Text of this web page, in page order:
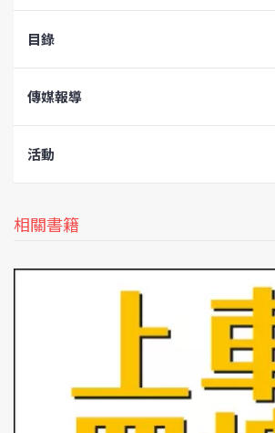
目錄
傳媒報導
活動
相關書籍